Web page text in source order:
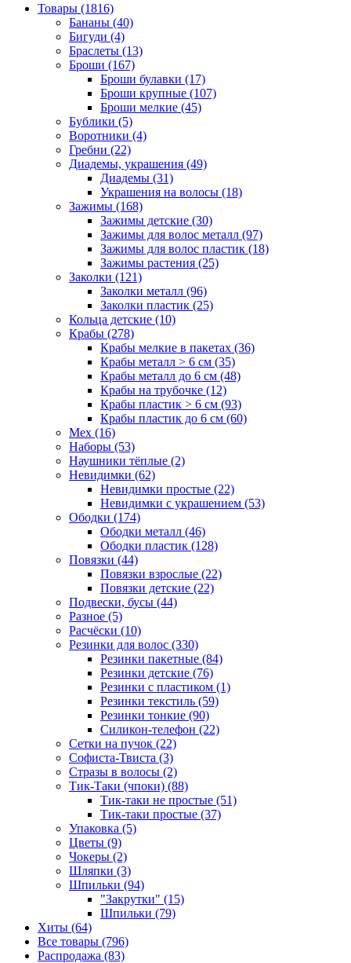
Товары (1816)
Бананы (40)
Бигуди (4)
Браслеты (13)
Броши (167)
Броши булавки (17)
Броши крупные (107)
Броши мелкие (45)
Бублики (5)
Воротники (4)
Гребни (22)
Диадемы, украшения (49)
Диадемы (31)
Украшения на волосы (18)
Зажимы (168)
Зажимы детские (30)
Зажимы для волос металл (97)
Зажимы для волос пластик (18)
Зажимы растения (25)
Заколки (121)
Заколки металл (96)
Заколки пластик (25)
Кольца детские (10)
Крабы (278)
Крабы мелкие в пакетах (36)
Крабы металл > 6 см (35)
Крабы металл до 6 см (48)
Крабы на трубочке (12)
Крабы пластик > 6 см (93)
Крабы пластик до 6 см (60)
Мех (16)
Наборы (53)
Наушники тёплые (2)
Невидимки (62)
Невидимки простые (22)
Невидимки с украшением (53)
Ободки (174)
Ободки металл (46)
Ободки пластик (128)
Повязки (44)
Повязки взрослые (22)
Повязки детские (22)
Подвески, бусы (44)
Разное (5)
Расчёски (10)
Резинки для волос (330)
Резинки пакетные (84)
Резинки детские (76)
Резинки с пластиком (1)
Резинки текстиль (59)
Резинки тонкие (90)
Силикон-телефон (22)
Сетки на пучок (22)
Софиста-Твиста (3)
Стразы в волосы (2)
Тик-Таки (чпоки) (88)
Тик-таки не простые (51)
Тик-таки простые (37)
Упаковка (5)
Цветы (9)
Чокеры (2)
Шляпки (3)
Шпильки (94)
"Закрутки" (15)
Шпильки (79)
Хиты (64)
Все товары (796)
Распродажа (83)